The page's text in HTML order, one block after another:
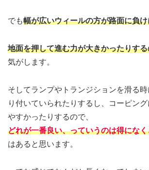
でも幅が広いウィールの方が路面に負
地面を押して進む力が大きかったりす
気がします。
そしてランプやトランジションを滑る
り付いていられたりするし、コーピン
やすかったりするので、
どれが一番良い、っていうのは得にな
はあると思います。